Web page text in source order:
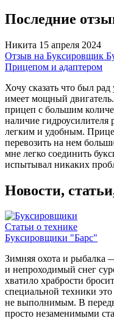
Последние
Никита 15 апреля 2024
Отзыв на Буксировщик
Прицепом и адаптером
Хочу сказать что был
имеет мощный двигатель.
прицеп с большим
наличие гидроусилителя
легким и удобным.
перевозить на нем
мне легко соединить
испытывал никаких
Новости,
Статьи о технике
Буксировщики "Барс"
Зимняя охота и рыбалка
и непроходимый снег
хватило храбрости
специальной техники
не выполнимым. В
просто незаменимыми